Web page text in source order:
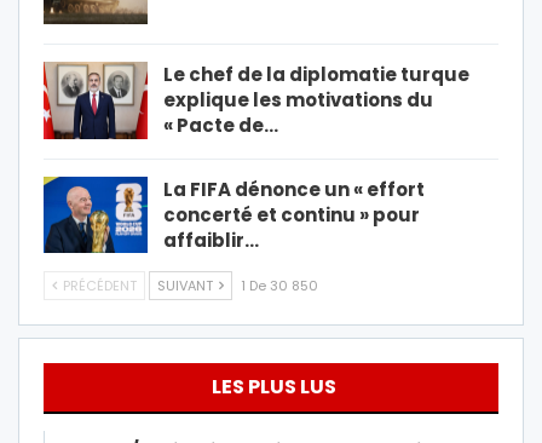
Le chef de la diplomatie turque
explique les motivations du
« Pacte de…
La FIFA dénonce un « effort
concerté et continu » pour
affaiblir…
PRÉCÉDENT SUIVANT 1 De 30 850
LES PLUS LUS